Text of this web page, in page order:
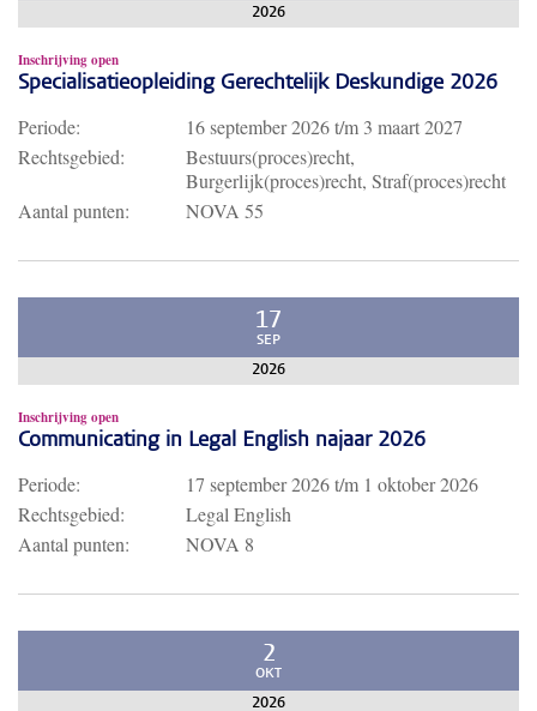
2026
Inschrijving open
Specialisatieopleiding Gerechtelijk Deskundige 2026
Periode: 16 september 2026t/m 3 maart 2027
Rechtsgebied:
Bestuurs(proces)recht,
Burgerlijk(proces)recht, Straf(proces)recht
Aantal punten:
NOVA 55
17
SEP
2026
Inschrijving open
Communicating in Legal English najaar 2026
Periode: 17 september 2026t/m 1 oktober 2026
Rechtsgebied:
Legal English
Aantal punten:
NOVA 8
2
OKT
2026